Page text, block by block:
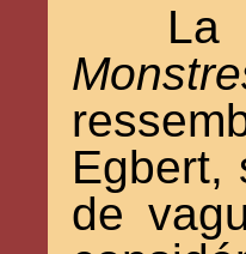
Egbert,
de